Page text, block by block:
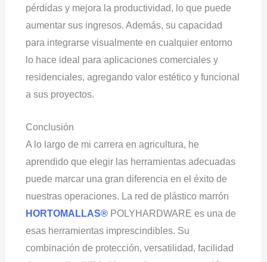
pérdidas y mejora la productividad, lo que puede
aumentar sus ingresos. Además, su capacidad
para integrarse visualmente en cualquier entorno
lo hace ideal para aplicaciones comerciales y
residenciales, agregando valor estético y funcional
a sus proyectos.
Conclusión
A lo largo de mi carrera en agricultura, he
aprendido que elegir las herramientas adecuadas
puede marcar una gran diferencia en el éxito de
nuestras operaciones. La red de plástico marrón
HORTOMALLAS®POLYHARDWARE es una de
esas herramientas imprescindibles. Su
combinación de protección, versatilidad, facilidad